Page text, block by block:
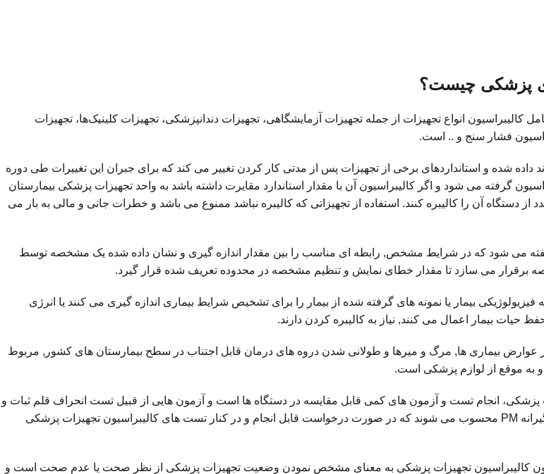
پزشکی چیست؟
کالیبراسیون انواع تجهیزات از جمله تجهیزات آزمایشگاهی، تجهیزات دندانپزشکی، تجهیزات کلینیک‌ها، تجهیزات
فشار سنج و .. است.
داده شده و استانداردهای برخی از تجهیزات پس از مدتی کار کردن تغییر می کند که برای جبران این تغییرات طی دوره
گرفته می شود و اگر کالیبراسیون آن با مقدار استاندارد مقایرت داشته باشد به واحد تجهیزات پزشکی بیمارستان
از دستگاه آن را کالیبره کنند. استفاده از تجهیزاتی که کالیبره نباشد ممنوع می باشد و خطرات جانی و مالی به بار می
گفته می شود که در شرایط مشخص, رابطه ای مناسب را بین مقدار اندازه گیری و نشان داده شده یک مشخصه توسط
برقرار می سازد تا مقدار خطای نمایش و تنظیم مشخصه در محدوده تعریف شده قرار گیرد.
بیمار یا نمونه های گرفته شده از بیمار را برای تشخیص شرایط بیماری اندازه گیری می کنند یا انرژی
بیمار اعمال می کنند, نیاز به کالیبره کردن دارند.
بیماری ها, مرگ و میرها و طولانی شدن دروه های درمان قابل اجتناب در سطح بیمارستان های کشور, مربوط
به موقع از لوازم پزشکی است.
پزشکی، انجام تست و آزمون های کمی قابل مقایسه در دستگاه ها است و آزمون هایی از قبیل تست انحراف قلم ثبات و
… جز تست های کیفی نگهداشت پیگیرانه PM محسوب می شوند که در صورت درخواست قابل انجام و در کنار تست های کالیبراسیون تجهیزات پزشکی
کالیبراسیون تجهیزات پزشکی به معنای مشخص نمودن وضعیت تجهیزات پزشکی از نظر صحت یا عدم صحت است و